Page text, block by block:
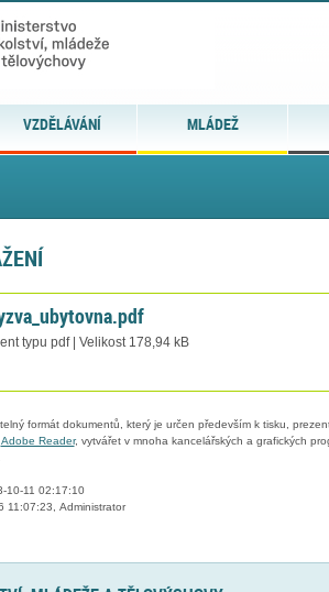
VZDĚLÁVÁNÍ MLÁDEŽ
typu pdf | Velikost 178,94 kB
formát dokumentů, který je určen především k tisku,
Adobe Reader, vytvářet v mnoha kancelářských a grafických
10-11 02:17:10
11:07:23, Administrator